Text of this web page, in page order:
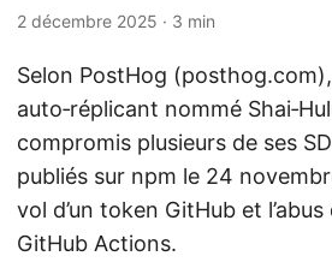
2 décembre 2025 · 3 min
Selon PostHog
auto‑réplicant nommé
compromis plusieurs de ses
publiés sur npm le 24
vol d’un token GitHub et
GitHub Actions.